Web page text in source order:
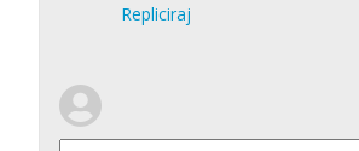
Repliciraj